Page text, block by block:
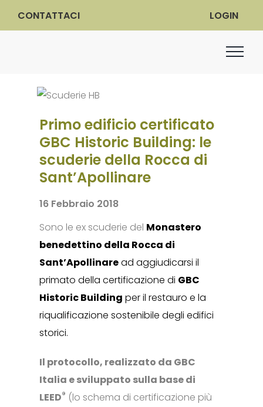
CONTATTACI LOGIN
Primo edificio certificato
GBC Historic Building: le
scuderie della Rocca di
Sant’Apollinare
16 Febbraio 2018
Sono le ex scuderie del Monastero
benedettino della Rocca di
Sant’Apollinaread aggiudicarsi il
primato della certificazione di GBC
Historic Building per il restauro e la
riqualificazione sostenibile degli edifici
storici.
Il protocollo, realizzato da GBC
Italia e sviluppato sulla base di
LEED® (lo schema di certificazione più